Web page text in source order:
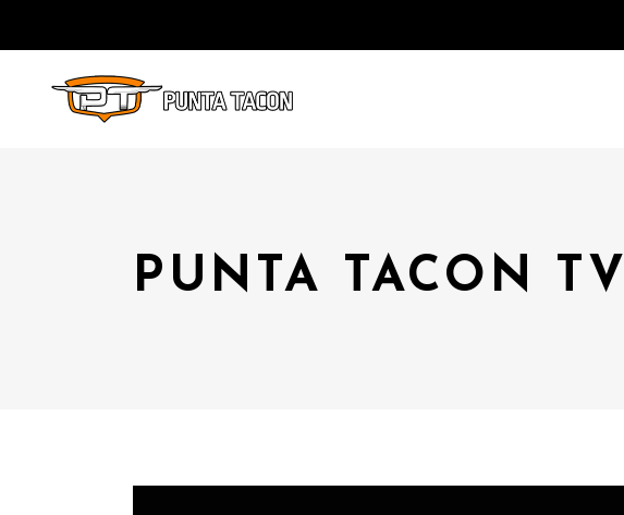
PUNTA TACON TV